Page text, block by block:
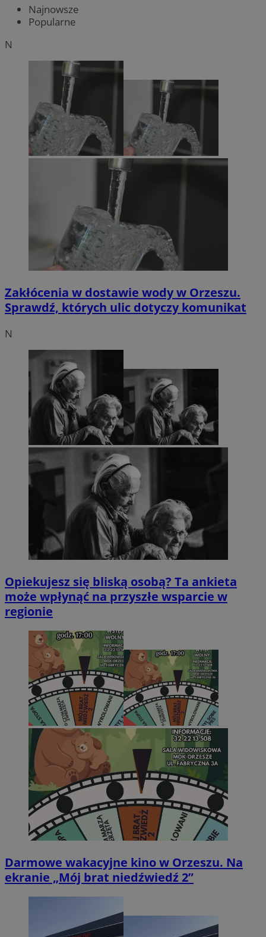
Najnowsze
Popularne
N
Zakłócenia w dostawie wody w Orzeszu.
Sprawdź, których ulic dotyczy komunikat
N
Opiekujesz się bliską osobą? Ta ankieta
może wpłynąć na przyszłe wsparcie w
regionie
Darmowe wakacyjne kino w Orzeszu. Na
ekranie „Mój brat niedźwiedź 2”